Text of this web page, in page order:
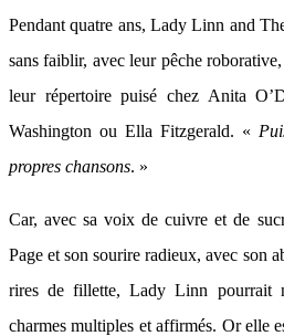
Pendant quatre ans, Lady Linn and
sans faiblir, avec leur pêche
leur répertoire puisé chez Anita
Washington ou Ella Fitzgerald. «
propres chansons. »
Car, avec sa voix de cuivre et de
Page et son sourire radieux, avec son
rires de fillette, Lady Linn pourrait
charmes multiples et affirmés. Or elle